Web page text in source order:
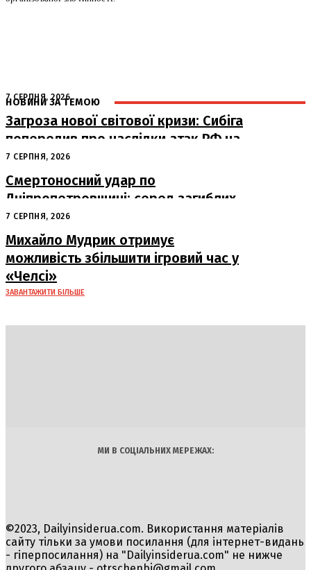
НОВИНИ ЗА ТЕМОЮ
7 СЕРПНЯ, 2026
Загроза нової світової кризи: Сибіга
попередив про наслідки атак РФ на
судна
7 СЕРПНЯ, 2026
Смертоносний удар по
Дніпропетровщині: серед загиблих
– працівники «Укрпошти»
7 СЕРПНЯ, 2026
Михайло Мудрик отримує
можливість збільшити ігровий час у
«Челсі»
ЗАВАНТАЖИТИ БІЛЬШЕ
МИ В СОЦІАЛЬНИХ МЕРЕЖАХ:
©2023, Dailyinsiderua.com. Використання матеріалів
сайту тільки за умови посилання (для інтернет-видань
- гіперпосилання) на "Dailyinsiderua.com" не нижче